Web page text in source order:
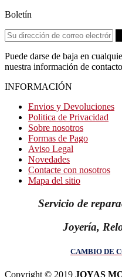
Boletín
Puede darse de baja en
nuestra información de
INFORMACIÓN
Envios y Devoluciones
Politica de Privacidad
Sobre nosotros
Formas de Pago
Aviso Legal
Novedades
Contacte con nosotros
Mapa del sitio
Servicio de
Joyería,
CAMBIO DE
Copyright © 2019 JOYAS